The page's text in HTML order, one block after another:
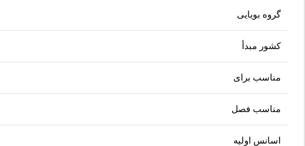
گروه بویایی
کشور مبدأ
مناسب برای
مناسب فصل
اسانس اولیه